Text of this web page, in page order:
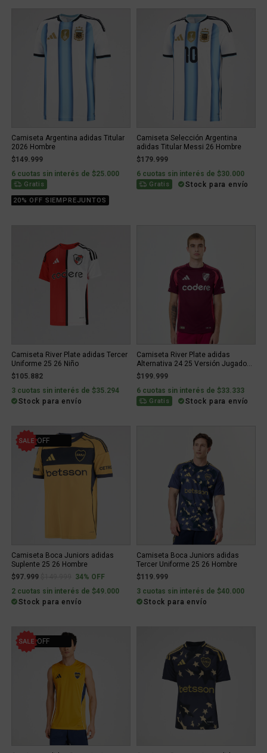
Camiseta Argentina adidas Titular
2026 Hombre
$149.999
6 cuotas sin interés de $25.000
Gratis
20% OFF SIEMPREJUNTOS
Camiseta Selección Argentina
adidas Titular Messi 26 Hombre
$179.999
6 cuotas sin interés de $30.000
Gratis Stock para envío
Camiseta River Plate adidas Tercer
Uniforme 25 26 Niño
$105.882
3 cuotas sin interés de $35.294
Stock para envío
Camiseta River Plate adidas
Alternativa 24 25 Versión Jugado...
$199.999
6 cuotas sin interés de $33.333
Gratis Stock para envío
34% OFF
Camiseta Boca Juniors adidas
Suplente 25 26 Hombre
$97.999
Price reduced from
to34% OFF
2 cuotas sin interés de $49.000
Stock para envío
Camiseta Boca Juniors adidas
Tercer Uniforme 25 26 Hombre
$119.999
3 cuotas sin interés de $40.000
Stock para envío
35% OFF